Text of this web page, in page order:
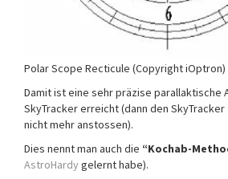
Polar Scope Recticule (Copyright iOptron)
Damit ist eine sehr präzise parallaktische
SkyTracker erreicht (dann den
nicht mehr anstossen).
Dies nennt man auch die “Kochab-
AstroHardy gelernt habe).